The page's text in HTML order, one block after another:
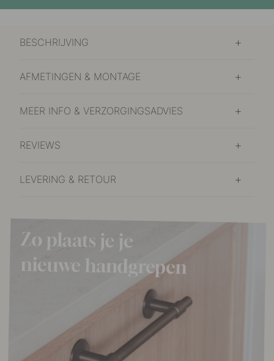
BESCHRIJVING
AFMETINGEN & MONTAGE
MEER INFO & VERZORGINGSADVIES
REVIEWS
LEVERING & RETOUR